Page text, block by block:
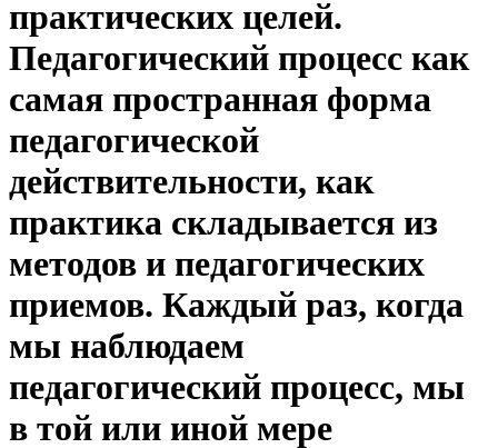
практических целей.
Педагогический процесс как
самая пространная форма
педагогической
действительности, как
практика складывается из
методов и педагогических
приемов. Каждый раз, когда
мы наблюдаем
педагогический процесс, мы
в той или иной мере